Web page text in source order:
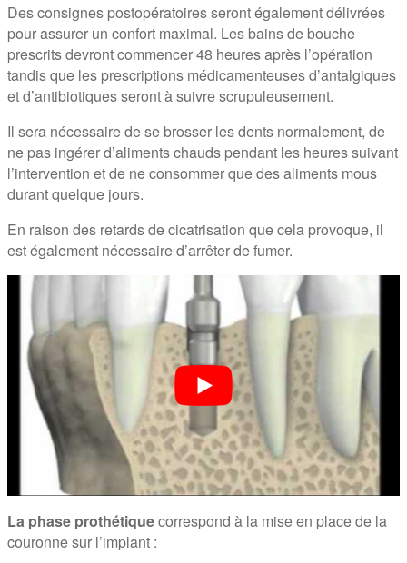
Des consignes postopératoires seront également délivrées
pour assurer un confort maximal. Les bains de bouche
prescrits devront commencer 48 heures après l’opération
tandis que les prescriptions médicamenteuses d’antalgiques
et d’antibiotiques seront à suivre scrupuleusement.
Il sera nécessaire de se brosser les dents normalement, de
ne pas ingérer d’aliments chauds pendant les heures suivant
l’intervention et de ne consommer que des aliments mous
durant quelque jours.
En raison des retards de cicatrisation que cela provoque, il
est également nécessaire d’arrêter de fumer.
La phase prothétiquecorrespond à la mise en place de la
couronne sur l’implant :